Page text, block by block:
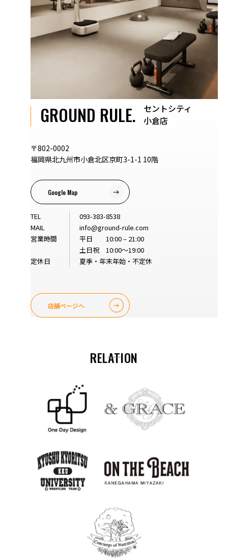
GROUND RULE.
セントシティ
小倉店
〒802-0002
福岡県北九州市小倉北区京町3-1-1 10階
Google Map
TEL
093-383-8538
MAIL
info@ground-rule.com
営業時間
平日 10:00 – 21:00
土日祝 10:00～19:00
定休日
夏季・年末年始・不定休
店舗ページへ
RELATION